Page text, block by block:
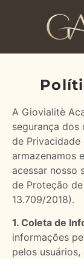
A Giovialitè
segurança dos
de Privacidade
armazenamos
acessar nosso
de Proteção de
13.709/2018).
1. Coleta de
informações
pelos